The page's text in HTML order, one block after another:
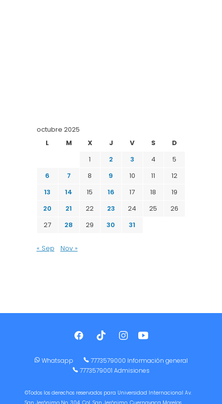
octubre 2025
L
M X J V S
D
1
2 3 4
5
6
7 8 9 10 11
12
13
14 15 16 17 18
19
20
21 22 23 24 25
26
27
28 29 30 31
« Sep Nov »
Whatsapp
7773579000 Información general
7773579001 Admisiones
©Todos los derechos reservados para Universidad Internacional Av.